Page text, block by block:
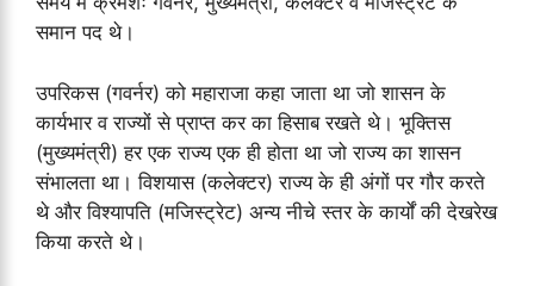
समान पद थे।
उपरिकस (गवर्नर) को महाराजा कहा जाता था जो शासन के
कार्यभार व राज्यों से प्राप्त कर का हिसाब रखते थे। भूक्तिस
(मुख्यमंत्री) हर एक राज्य एक ही होता था जो राज्य का शासन
संभालता था। विशयास (कलेक्टर) राज्य के ही अंगों पर गौर करते
थे और विश्यापति (मजिस्ट्रेट) अन्य नीचे स्तर के कार्यों की देखरेख
किया करते थे।